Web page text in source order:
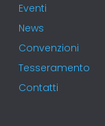
Eventi
News
Convenzioni
Tesseramento
Contatti